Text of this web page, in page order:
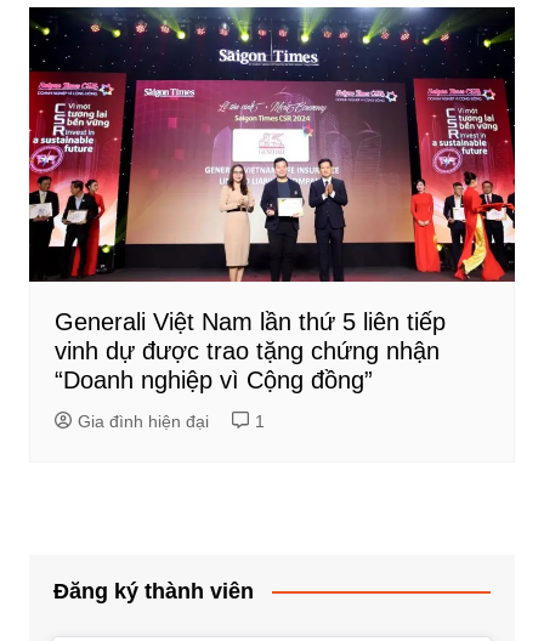
Generali Việt Nam lần thứ 5 liên tiếp
vinh dự được trao tặng chứng nhận
“Doanh nghiệp vì Cộng đồng”
Gia đình hiện đại 1
Đăng ký thành viên